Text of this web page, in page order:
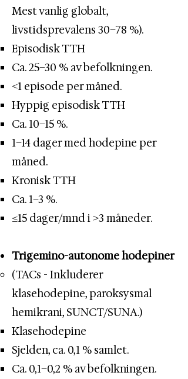
Mest vanlig globalt,
livstidsprevalens 30–78 %).
Episodisk TTH
Ca. 25–30 % av befolkningen.​
<1 episode per måned.
Hyppig episodisk TTH
Ca. 10–15 %.​
1–14 dager med hodepine per
måned.
Kronisk TTH
Ca. 1–3 %.​
≥15 dager/mnd i >3 måneder.
Trigemino-autonome hodepiner
(TACs - Inkluderer
klasehodepine, paroksysmal
hemikrani, SUNCT/SUNA.)
Klasehodepine
Sjelden, ca. 0,1 % samlet.​
Ca. 0,1–0,2 % av befolkningen.